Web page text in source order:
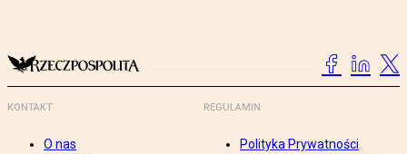
KONTAKT
O nas
REGULAMIN
Polityka Prywatności